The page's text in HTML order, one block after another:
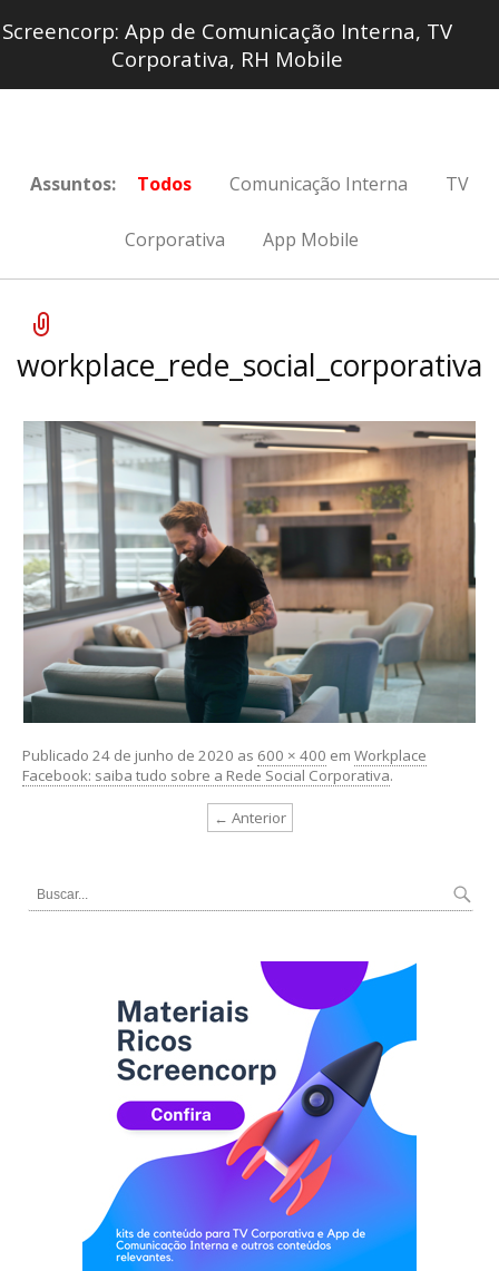
Screencorp: App de Comunicação Interna, TV
Corporativa, RH Mobile
Assuntos: Todos Comunicação Interna TV
Corporativa App Mobile
workplace_rede_social_corporativa
Publicado 24 de junho de 2020 as 600 × 400 em Workplace
Facebook: saiba tudo sobre a Rede Social Corporativa.
← Anterior